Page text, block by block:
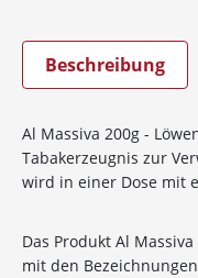
Beschreibung
Al Massiva 200g -
Tabakerzeugnis zur
wird in einer Dose mit
Das Produkt Al
mit den